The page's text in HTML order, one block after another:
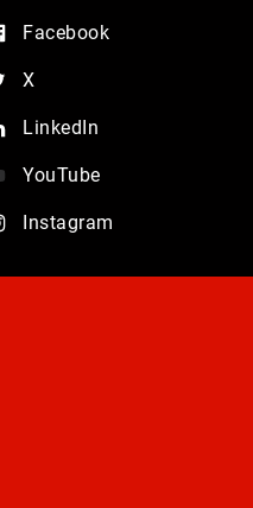
Facebook
X
LinkedIn
YouTube
Instagram